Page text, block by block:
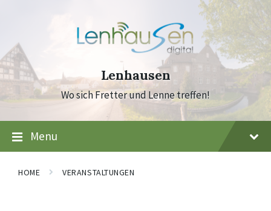
Lenhausen
Wo sich Fretter und Lenne treffen!
Menu
HOME VERANSTALTUNGEN